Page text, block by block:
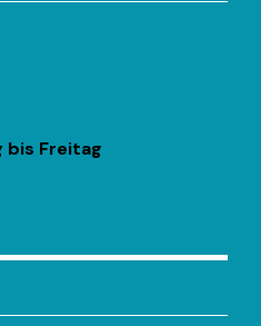
bis Freitag